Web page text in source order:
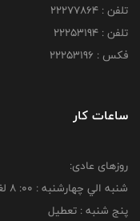
تلفن : 22277864
تلفن : 22253194
فکس : 22253196
ساعات کار
روزهای عادی:
شنبه الي چهارشنبه : 00: 8 لغايت 16:00
پنج شنبه : تعطیل